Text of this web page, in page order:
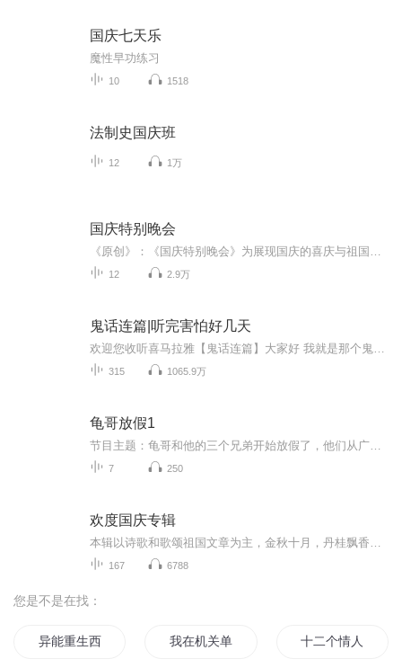
国庆七天乐
魔性早功练习
10 1518
法制史国庆班
12 1万
国庆特别晚会
12 2.9万
鬼话连篇|听完害怕好几天
315 1065.9万
龟哥放假1
7 250
欢度国庆专辑
167 6788
您是不是在找：
异能重生西门庆 我在机关单位的日子 十二个情人节